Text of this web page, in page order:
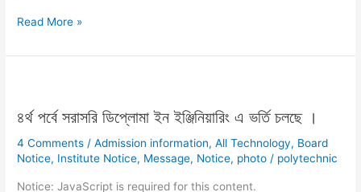
Sales
Motors
Read More »
৪র্থ পর্বে সরাসরি ডিপ্লোমা ইন ইঞ্জিনিয়ারিং এ ভর্তি চলছে ।
4 Comments /Admission information,All Technology, Board
Notice, Institute Notice, Message, Notice, photo / polytechnic
Notice: JavaScript is required for this content.
সরাসরি
ইন
এ